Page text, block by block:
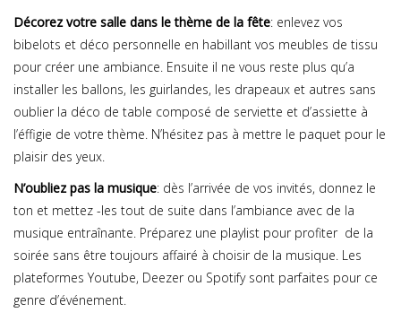
Décorez votre salle dans le thème de la fête: enlevez vos
bibelots et déco personnelle en habillant vos meubles de tissu
pour créer une ambiance. Ensuite il ne vous reste plus qu’a
installer les ballons, les guirlandes, les drapeaux et autres sans
oublier la déco de table composé de serviette et d’assiette à
l’éffigie de votre thème. N’hésitez pas à mettre le paquet pour le
plaisir des yeux.
N’oubliez pas la musique: dès l’arrivée de vos invités, donnez le
ton et mettez -les tout de suite dans l’ambiance avec de la
musique entraînante. Préparez une playlist pour profiter de la
soirée sans être toujours affairé à choisir de la musique. Les
plateformes Youtube, Deezer ou Spotify sont parfaites pour ce
genre d’événement.